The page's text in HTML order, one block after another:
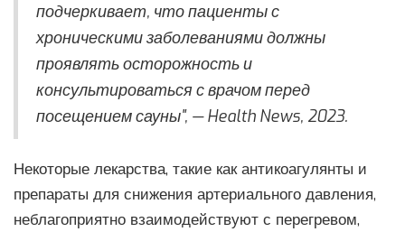
подчеркивает, что пациенты с
хроническими заболеваниями должны
проявлять осторожность и
консультироваться с врачом перед
посещением сауны", — Health News, 2023.
Некоторые лекарства, такие как антикоагулянты и
препараты для снижения артериального давления,
неблагоприятно взаимодействуют с перегревом,